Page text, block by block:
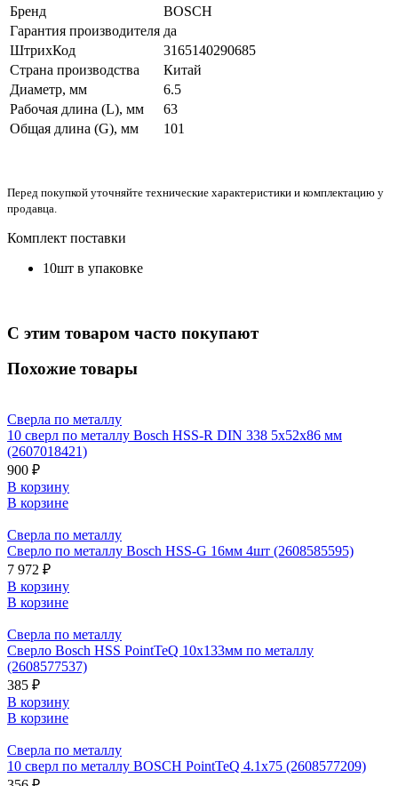
Бренд
BOSCH
Гарантия производителя да
ШтрихКод
3165140290685
Страна производства
Китай
Диаметр, мм
6.5
Рабочая длина (L), мм
63
Общая длина (G), мм
101
Перед покупкой уточняйте технические характеристики и комплектацию у
продавца.
Комплект поставки
10шт в упаковке
С этим товаром часто покупают
Похожие товары
Сверла по металлу
10 сверл по металлу Bosch HSS-R DIN 338 5x52x86 мм
(2607018421)
900 ₽
В корзину
В корзине
Сверла по металлу
Сверло по металлу Bosch HSS-G 16мм 4шт (2608585595)
7 972 ₽
В корзину
В корзине
Сверла по металлу
Сверло Bosch HSS PointTeQ 10х133мм по металлу
(2608577537)
385 ₽
В корзину
В корзине
Сверла по металлу
10 сверл по металлу BOSCH PointTeQ 4.1х75 (2608577209)